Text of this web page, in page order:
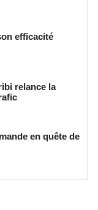
efficacité
relance la
en quête de